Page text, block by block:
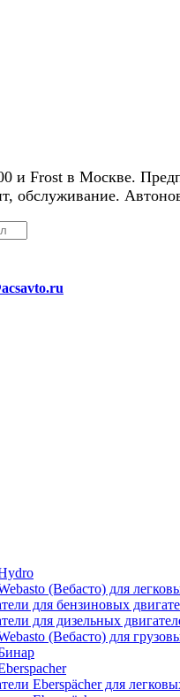
и Frost в Москве.
обслуживание.
(Вебасто) для
для бензиновых
для дизельных
(Вебасто) для
Eberspächer для